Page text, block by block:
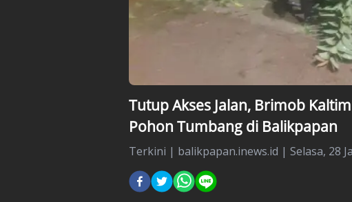
Tutup Akses Jalan, Brimob
Pohon Tumbang di Balikpapan
Terkini | balikpapan.inews.id | Selasa, 28